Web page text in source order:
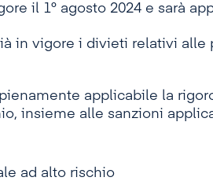
il 1° agosto 2024 e sarà
in vigore i divieti relativi alle
applicabile la
insieme alle sanzioni
ad alto rischio